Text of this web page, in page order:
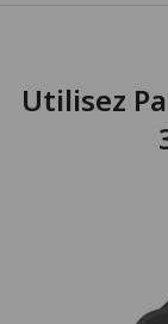
Utilisez